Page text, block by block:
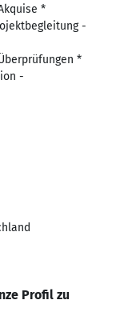
*
-
*
-
Profil zu